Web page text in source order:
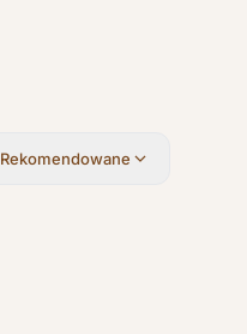
Rekomendowane